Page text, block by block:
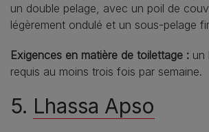
un double pelage, avec un poil de
légèrement ondulé et un sous-pelage
Exigences en matière de toilettage : un
requis au moins trois fois par semaine.
5. Lhassa Apso